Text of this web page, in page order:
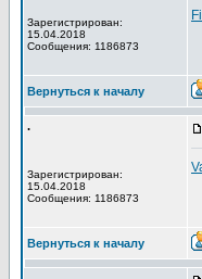
Зарегистрирован:
15.04.2018
Сообщения: 1186873
Вернуться к началу
.
Зарегистрирован:
15.04.2018
Сообщения: 1186873
Вернуться к началу